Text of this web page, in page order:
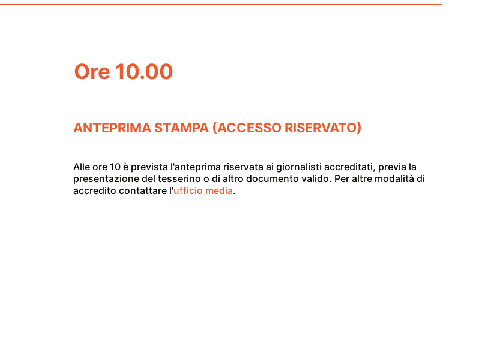
Ore 10.00
ANTEPRIMA STAMPA (ACCESSO RISERVATO)
Alle ore 10 è prevista l'anteprima riservata ai giornalisti accreditati, previa la
presentazione del tesserino o di altro documento valido. Per altre modalità di
accredito contattare l'ufficio media.